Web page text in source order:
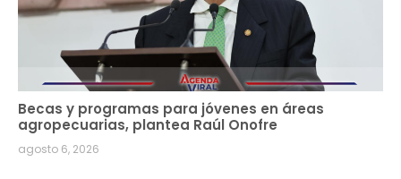
Becas y programas para jóvenes en áreas
agropecuarias, plantea Raúl Onofre
agosto 6, 2026